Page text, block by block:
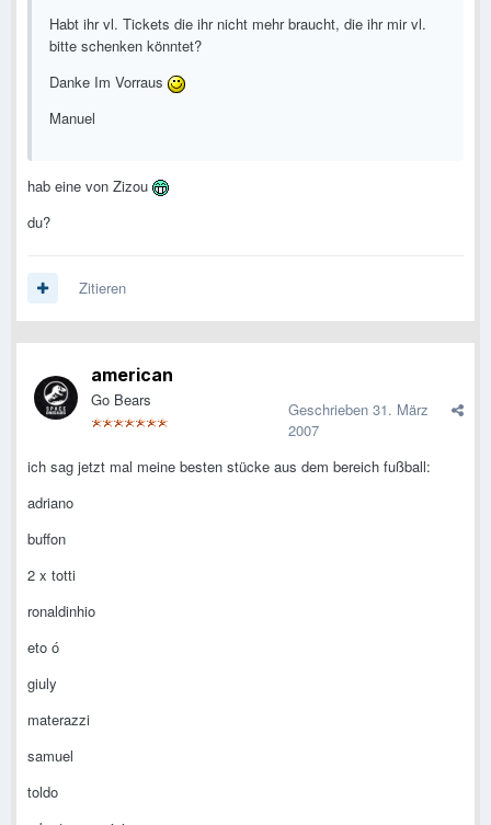
Habt ihr vl. Tickets die ihr nicht mehr braucht, die ihr mir vl.
bitte schenken könntet?
Danke Im Vorraus
Manuel
hab eine von Zizou
du?
Zitieren
american
Go Bears Geschrieben 31. März
2007
ich sag jetzt mal meine besten stücke aus dem bereich fußball:
adriano
buffon
2 x totti
ronaldinhio
eto ó
giuly
materazzi
samuel
toldo